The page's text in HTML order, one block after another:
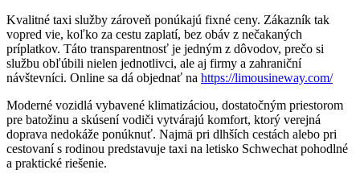
Kvalitné taxi služby zároveň ponúkajú fixné ceny. Zákazník tak
vopred vie, koľko za cestu zaplatí, bez obáv z nečakaných
príplatkov. Táto transparentnosť je jedným z dôvodov, prečo si
službu obľúbili nielen jednotlivci, ale aj firmy a zahraniční
návštevníci. Online sa dá objednať na https://limousineway.com/
Moderné vozidlá vybavené klimatizáciou, dostatočným priestorom
pre batožinu a skúsení vodiči vytvárajú komfort, ktorý verejná
doprava nedokáže ponúknuť. Najmä pri dlhších cestách alebo pri
cestovaní s rodinou predstavuje taxi na letisko Schwechat pohodlné
a praktické riešenie.